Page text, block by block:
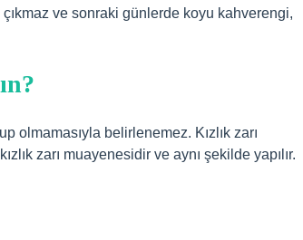
çıkmaz ve sonraki günlerde koyu kahverengi,
olmamasıyla belirlenemez. Kızlık zarı
zarı muayenesidir ve aynı şekilde yapılır.